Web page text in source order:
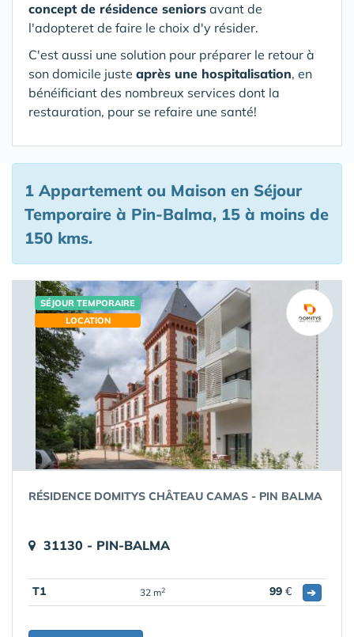
concept de résidence seniors avant de
l'adopteret de faire le choix d'y résider.
C'est aussi une solution pour préparer le retour à
son domicile juste après une hospitalisation, en
bénéificiant des nombreux services dont la
restauration, pour se refaire une santé!
1 Appartement ou Maison en Séjour
Temporaire à Pin-Balma, 15 à moins de
150 kms.
SÉJOUR TEMPORAIRE
LOCATION
RÉSIDENCE DOMITYS CHÂTEAU CAMAS - PIN BALMA
31130 - PIN-BALMA
T1 32 m2 99 € ➔